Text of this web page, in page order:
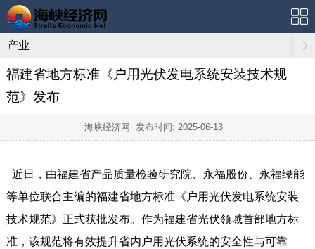
产业
福建省地方标准《户用光伏发电系统安装技术规
范》发布
海峡经济网 发布时间: 2025-06-13
近日，由福建省产品质量检验研究院、永福股份、永福绿能
等单位联合主编的福建省地方标准《户用光伏发电系统安装
技术规范》正式获批发布。作为福建省光伏领域首部地方标
准，该规范将有效提升省内户用光伏系统的安全性与可靠